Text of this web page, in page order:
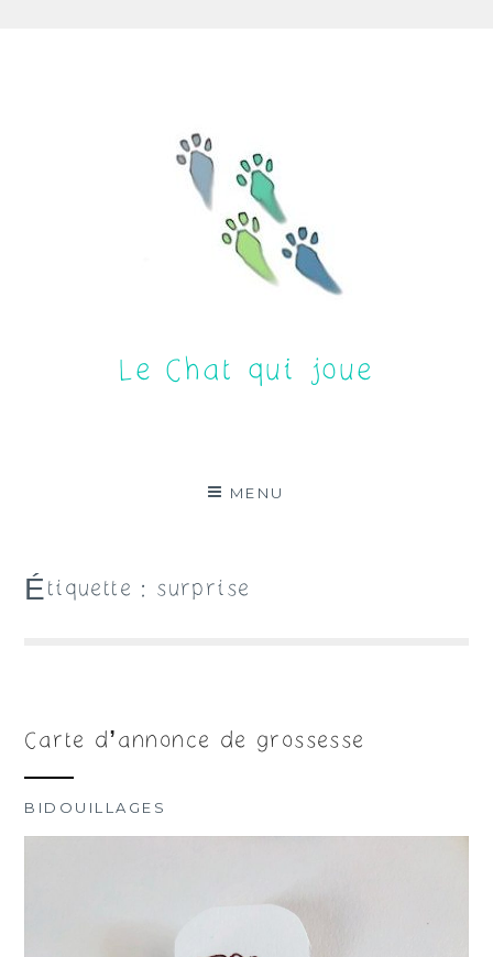
Le Chat qui joue
MENU
Étiquette : surprise
Carte d’annonce de grossesse
BIDOUILLAGES